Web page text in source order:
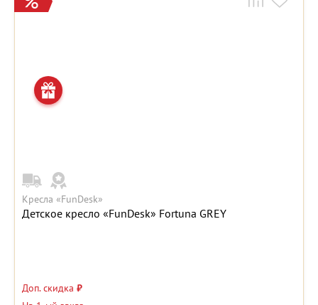
Кресла «FunDesk»
Детское кресло «FunDesk» Fortuna GREY
Доп. скидка ₽